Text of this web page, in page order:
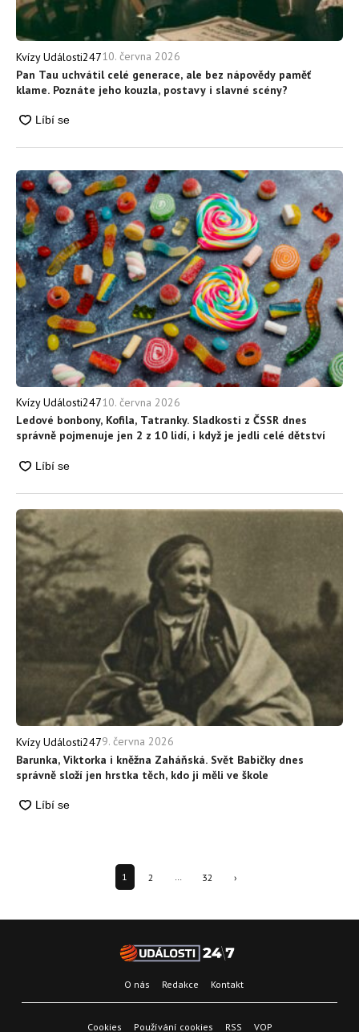
Kvízy Události24710. června 2026
Pan Tau uchvátil celé generace, ale bez nápovědy paměť
klame. Poznáte jeho kouzla, postavy i slavné scény?
Kvízy Události24710. června 2026
Ledové bonbony, Kofila, Tatranky. Sladkosti z ČSSR dnes
správně pojmenuje jen 2 z 10 lidí, i když je jedli celé dětství
Kvízy Události2479. června 2026
Barunka, Viktorka i kněžna Zaháňská. Svět Babičky dnes
správně složí jen hrstka těch, kdo ji měli ve škole
1 2 … 32 ›
O nás Redakce Kontakt
Cookies Používání cookies RSS VOP